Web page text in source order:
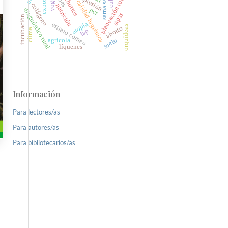
nutricióncalidad higiénica
atopía
colágeno
estrato corneo
diagnóstico rural planeación rural
aborto
pcr
incubación agrícola
clima
suelo
sipas
líquenes orquídeas
iap
Información
Para lectores/as
Para autores/as
Para bibliotecarios/as